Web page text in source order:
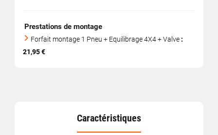
Prestations de montage
Forfait montage 1 Pneu + Equilibrage 4X4 + Valve :
21,95 €
Caractéristiques